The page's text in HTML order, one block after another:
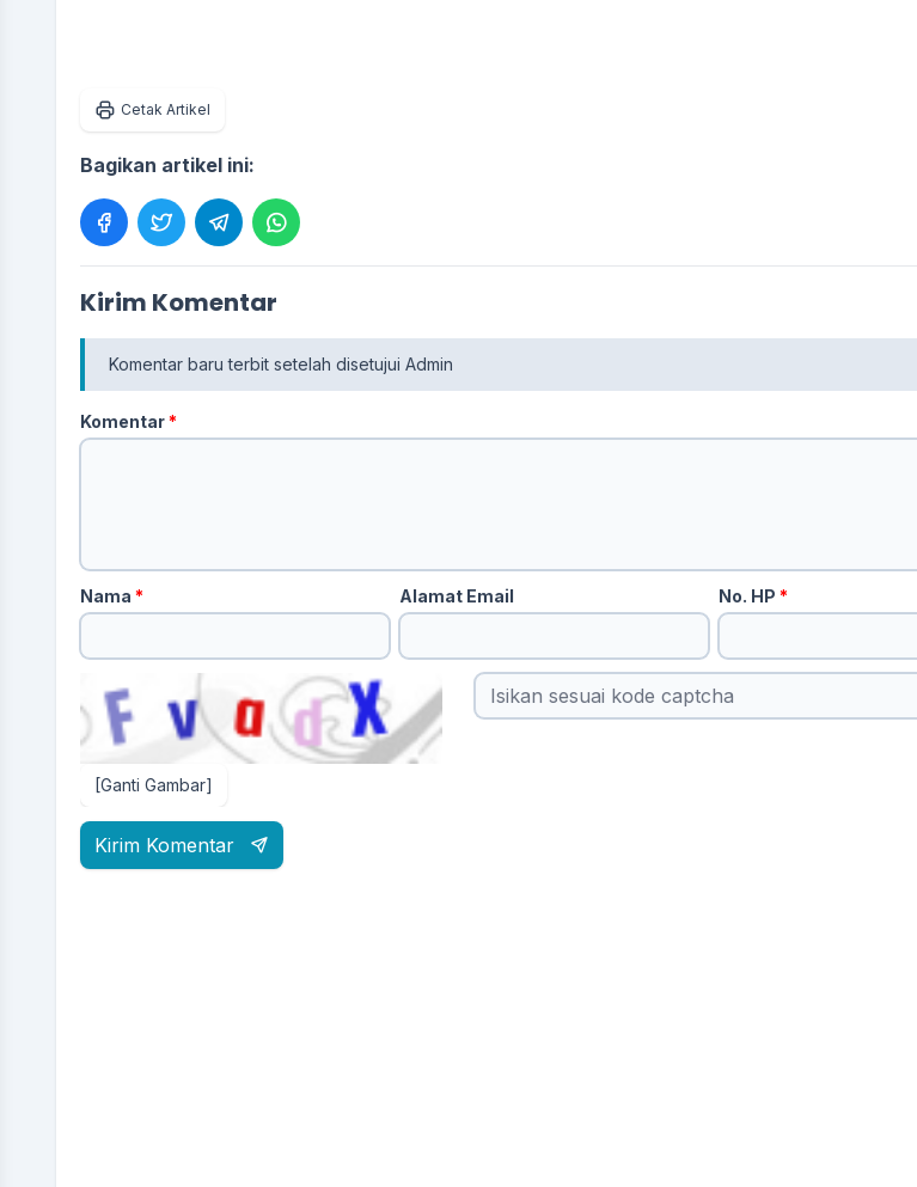
Cetak Artikel
Bagikan artikel ini:
Kirim Komentar
Komentar baru terbit setelah disetujui Admin
Komentar*
Nama * Alamat Email No. HP*
[Ganti Gambar]
Kirim Komentar